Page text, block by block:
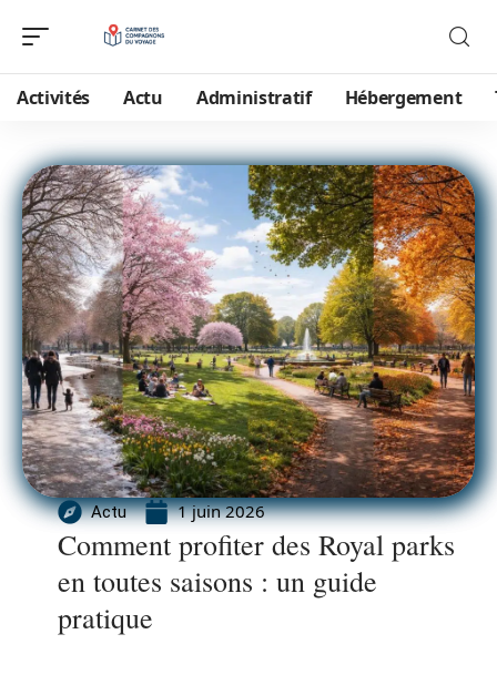
Activités Actu Administratif Hébergement
Actu 1 juin 2026
Comment profiter des Royal parks
en toutes saisons : un guide
pratique